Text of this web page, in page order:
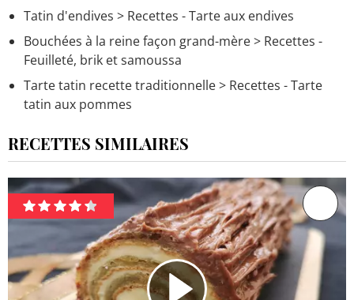
Tatin d'endives > Recettes - Tarte aux endives
Bouchées à la reine façon grand-mère> Recettes -
Feuilleté, brik et samoussa
Tarte tatin recette traditionnelle> Recettes - Tarte
tatin aux pommes
RECETTES SIMILAIRES